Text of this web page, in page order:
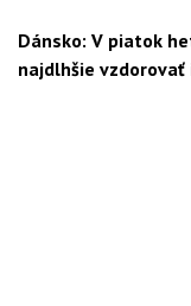
Dánsko: V piatok
najdlhšie